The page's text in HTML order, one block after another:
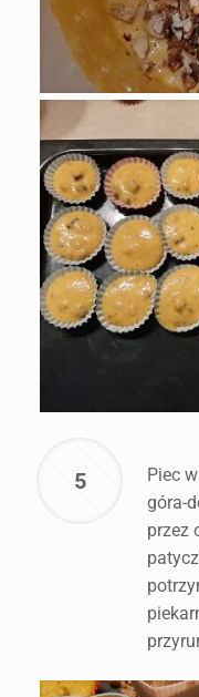
5
Piec
góra-
przez